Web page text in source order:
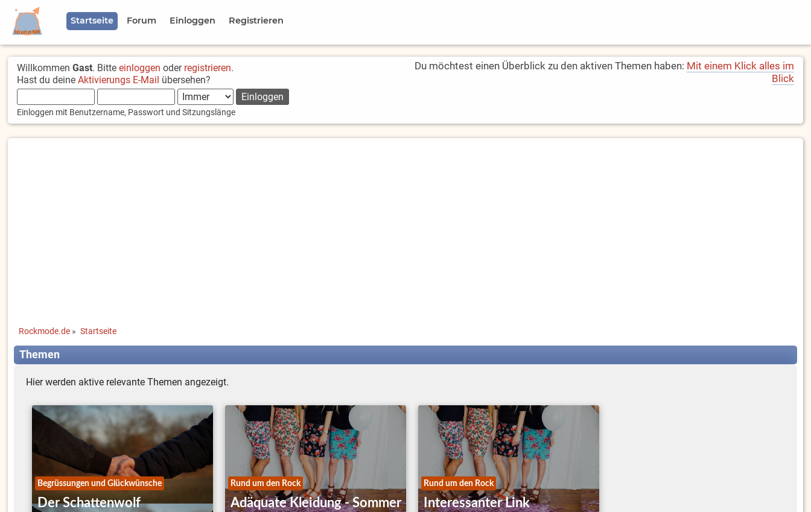
Startseite Forum Einloggen Registrieren
WillkommenGast. Bitteeinloggen oder registrieren.
Hast du deineAktivierungs E-Mail übersehen?
Einloggen mit Benutzername, Passwort und Sitzungslänge
Du möchtest einen Überblick zu den aktiven Themen haben: Mit einem Klick alles im
Blick
Rockmode.de » Startseite
Themen
Hier werden aktive relevante Themen angezeigt.
Begrüssungen und Glückwünsche
Der Schattenwolf
Rund um den Rock
Adäquate Kleidung - Sommer
Rund um den Rock
Interessanter Link